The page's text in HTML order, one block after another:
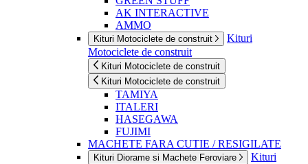
AK INTERACTIVE
AMMO
Kituri Motociclete de construit
Kituri
Motociclete de construit
Kituri Motociclete de construit
Kituri Motociclete de construit
TAMIYA
ITALERI
HASEGAWA
FUJIMI
MACHETE FARA CUTIE / RESIGILATE
Kituri Diorame si Machete Feroviare
Kituri